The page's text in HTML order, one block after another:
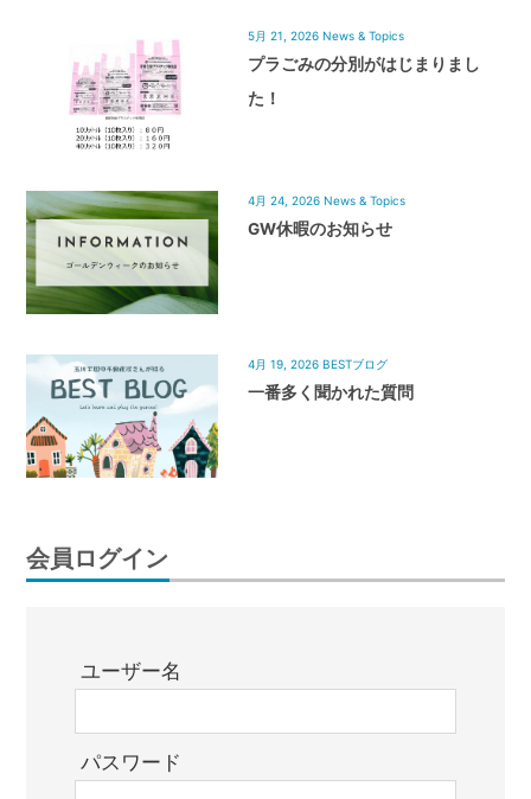
5月 21, 2026 News & Topics
プラごみの分別がはじまりまし
た！
4月 24, 2026 News & Topics
GW休暇のお知らせ
4月 19, 2026 BESTブログ
一番多く聞かれた質問
会員ログイン
ユーザー名
パスワード